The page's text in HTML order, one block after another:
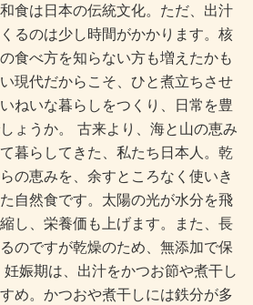
食は日本の伝統文化。ただ、出汁
るのは少し時間がかかります。核
食べ方を知らない方も増えたかも
現代だからこそ、ひと煮立ちさせ
ねいな暮らしをつくり、日常を豊
ょうか。 古来より、海と山の恵み
暮らしてきた、私たち日本人。乾
の恵みを、余すところなく使いき
自然食です。太陽の光が水分を飛
し、栄養価も上げます。また、長
のですが乾燥のため、無添加で保
娠期は、出汁をかつお節や煮干し
め。かつおや煮干しには鉄分が多